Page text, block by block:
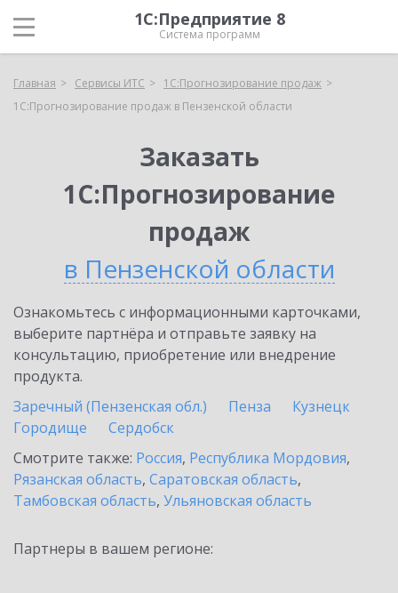
1С:Предприятие 8
Система программ
Главная Сервисы ИТС
1С:Прогнозирование продаж
1С:Прогнозирование продаж в Пензенской области
Заказать
1С:Прогнозирование
продаж
в Пензенской области
Ознакомьтесь с информационными карточками,
выберите партнёра и отправьте заявку на
консультацию, приобретение или внедрение
продукта.
Заречный (Пензенская обл.)
Пенза
Кузнецк
Городище
Сердобск
Смотрите также: Россия, Республика Мордовия,
Рязанская область, Саратовская область,
Тамбовская область, Ульяновская область
Партнеры в вашем регионе: